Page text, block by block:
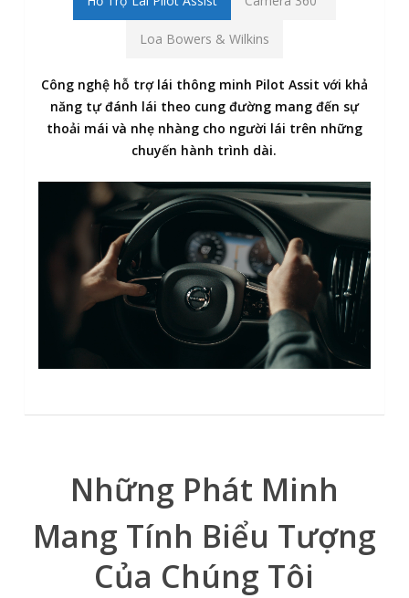
Loa Bowers & Wilkins
Công nghệ hỗ trợ lái thông minh Pilot Assit với khả
năng tự đánh lái theo cung đường mang đến sự
thoải mái và nhẹ nhàng cho người lái trên những
chuyến hành trình dài.
Những Phát Minh
Mang Tính Biểu Tượng
Của Chúng Tôi